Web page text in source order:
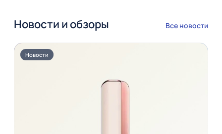
Новости и обзоры Все новости
Новости